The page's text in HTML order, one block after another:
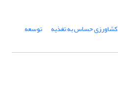
کشاورزی حساس به تغذیه توسعه